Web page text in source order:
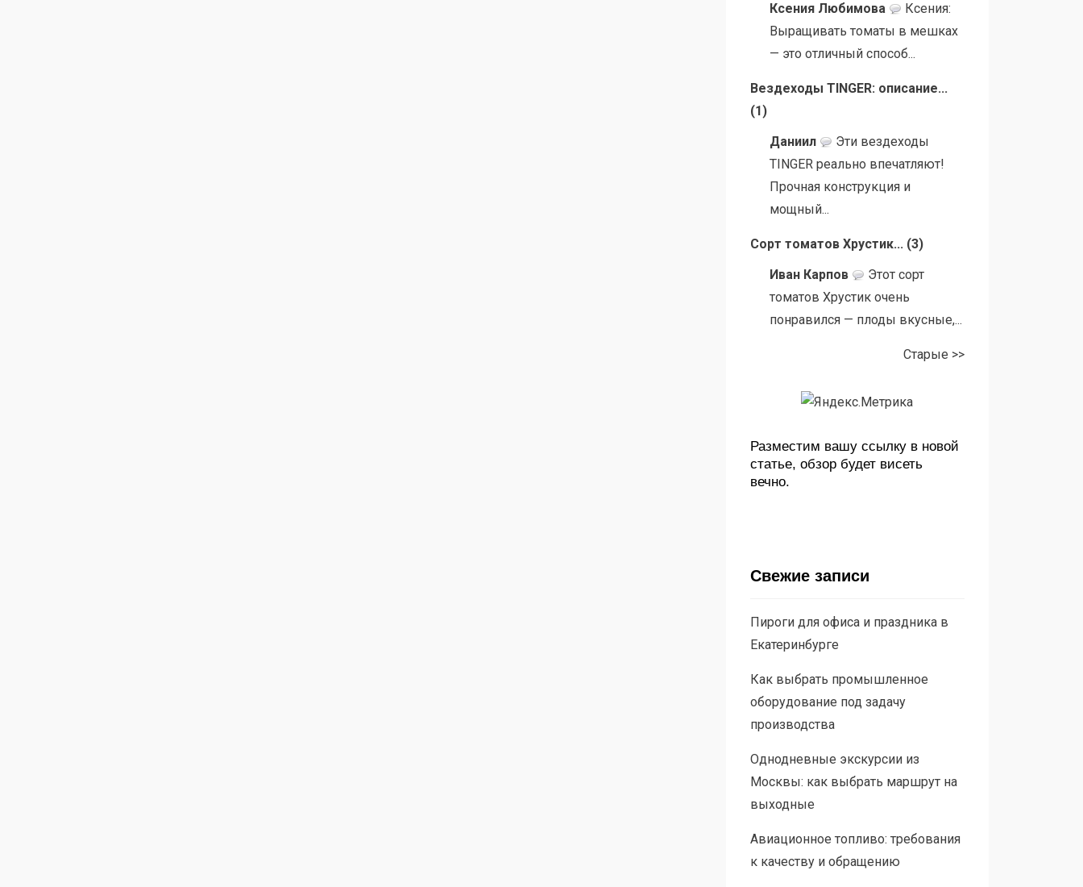
Ксения Любимова
Ксения:
Выращивать томаты в мешках
— это отличный способ...
Вездеходы TINGER: описание...
(1)
Даниил
Эти вездеходы
TINGER реально впечатляют!
Прочная конструкция и
мощный...
Сорт томатов Хрустик... (3)
Иван Карпов
Этот сорт
томатов Хрустик очень
понравился — плоды вкусные,...
Старые >>
Разместим вашу ссылку в новой
статье, обзор будет висеть
вечно.
Свежие записи
Пироги для офиса и праздника в
Екатеринбурге
Как выбрать промышленное
оборудование под задачу
производства
Однодневные экскурсии из
Москвы: как выбрать маршрут на
выходные
Авиационное топливо: требования
к качеству и обращению